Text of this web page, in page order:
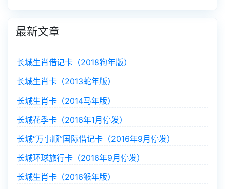
最新文章
长城生肖借记卡（2018狗年版）
长城生肖卡（2013蛇年版）
长城生肖卡（2014马年版）
长城花季卡（2016年1月停发）
长城“万事顺”国际借记卡（2016年9月停发）
长城环球旅行卡（2016年9月停发）
长城生肖卡（2016猴年版）